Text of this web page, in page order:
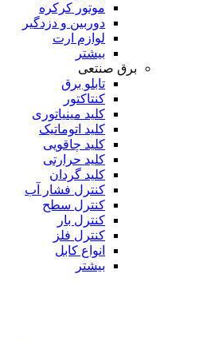
موتور کرکره
دوربین و دزدگیر
لوازم ارت
بیشتر
برق صنتعی
تابلو برق
کنتاکتور
کلید مینیاتوری
کلید اتوماتیک
کلید چاقویی
کلید حرارتی
کلید گردان
کنترل فشار آب
کنترل سطح
کنترل بار
کنترل فلز
انواع کابل
بیشتر